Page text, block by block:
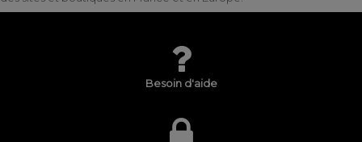
Besoin d'aide